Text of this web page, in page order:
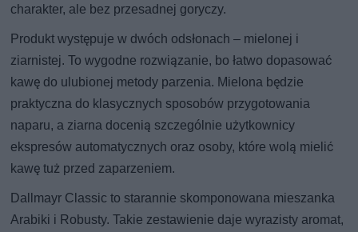
charakter, ale bez przesadnej goryczy.
Produkt występuje w dwóch odsłonach – mielonej i
ziarnistej. To wygodne rozwiązanie, bo łatwo dopasować
kawę do ulubionej metody parzenia. Mielona będzie
praktyczna do klasycznych sposobów przygotowania
naparu, a ziarna docenią szczególnie użytkownicy
ekspresów automatycznych oraz osoby, które wolą mielić
kawę tuż przed zaparzeniem.
Dallmayr Classic to starannie skomponowana mieszanka
Arabiki i Robusty. Takie zestawienie daje wyrazisty aromat,